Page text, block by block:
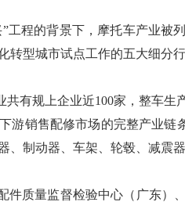
程的背景下，摩托车产业被
转型城市试点工作的五大细分
有规上企业近100家，整车生
游销售配修市场的完整产业链
、制动器、车架、轮毂、减震
质量监督检验中心（广东）